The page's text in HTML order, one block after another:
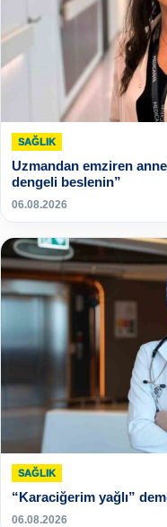
SAĞLIK
Uzmandan emziren
dengeli beslenin”
06.08.2026
SAĞLIK
“Karaciğerim yağlı”
06.08.2026